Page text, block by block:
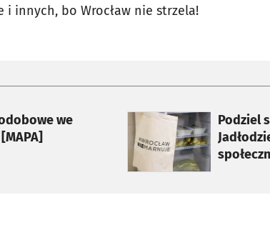
i innych, bo Wrocław nie strzela!
we
Podziel
otworzy się w nowej karcie